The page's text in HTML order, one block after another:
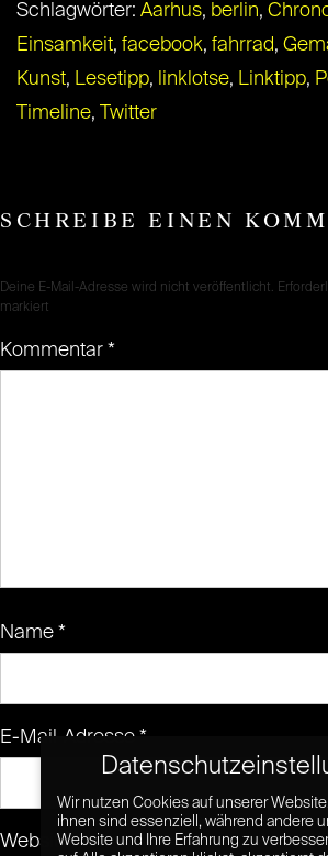
Schlagwörter: Aarhus, berlin,
Einsamkeit, facebook, fahrrad,
Kunst, Lesetipp, linklotse, Linktipp,
Timeline, Twitter
SCHREIBE EINEN
Deine E-Mail-Adresse wird nicht veröffentlicht.
markiert
Kommentar *
Name *
E-Mail-Adresse *
Website
Wir nutzen Cookies auf unserer
ihnen sind essenziell, während andere
Website und Ihre Erfahrung zu